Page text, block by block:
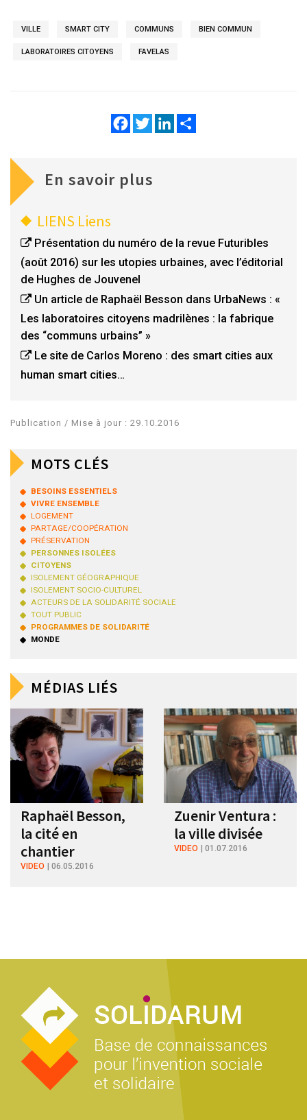
VILLE SMART CITY COMMUNS BIEN COMMUN
LABORATOIRES CITOYENS FAVELAS
FacebookTwitterLinkedIn
En savoir plus
LIENS Liens
Présentation du numéro de la revue Futuribles
(août 2016) sur les utopies urbaines, avec l’éditorial
de Hughes de Jouvenel
Un article de Raphaël Besson dans UrbaNews : «
Les laboratoires citoyens madrilènes : la fabrique
des “communs urbains” »
Le site de Carlos Moreno : des smart cities aux
human smart cities…
Publication / Mise à jour : 29.10.2016
MOTS CLÉS
BESOINS ESSENTIELS
VIVRE ENSEMBLE
LOGEMENT
PARTAGE/COOPÉRATION
PRÉSERVATION
PERSONNES ISOLÉES
CITOYENS
ISOLEMENT GÉOGRAPHIQUE
ISOLEMENT SOCIO-CULTUREL
ACTEURS DE LA SOLIDARITÉ SOCIALE
TOUT PUBLIC
PROGRAMMES DE SOLIDARITÉ
MONDE
MÉDIAS LIÉS
Raphaël Besson,
la cité en
chantier
VIDEO 06.05.2016
Zuenir Ventura :
la ville divisée
VIDEO 01.07.2016